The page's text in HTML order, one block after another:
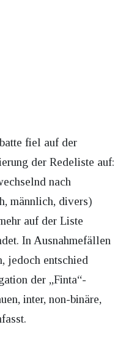
fiel auf der
der Redeliste auf:
nach
männlich, divers)
auf der Liste
In Ausnahmefällen
jedoch entschied
der „Finta“-
inter, non-binäre,